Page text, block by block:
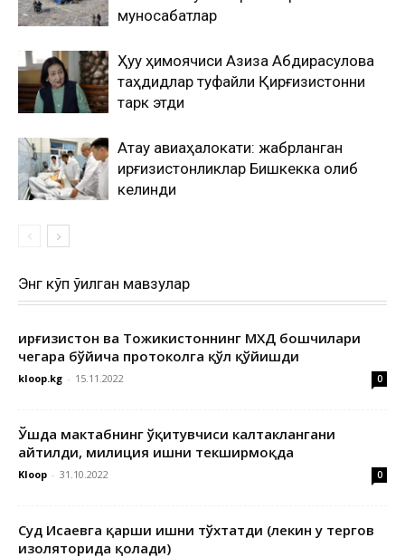
муносабатлар
Ҳуқуқ ҳимоячиси Азиза Абдирасулова
таҳдидлар туфайли Қирғизистонни
тарк этди
Ақтау авиаҳалокати: жабрланган
қирғизистонликлар Бишкекка олиб
келинди
Энг кўп ўқилган мавзулар
Қирғизистон ва Тожикистоннинг МХДҚ бошчилари
чегара бўйича протоколга қўл қўйишди
kloop.kg - 15.11.2022 0
Ўшда мактабнинг ўқитувчиси калтаклангани
айтилди, милиция ишни текширмоқда
Kloop - 31.10.2022 0
Суд Исаевга қарши ишни тўхтатди (лекин у тергов
изоляторида қолади)